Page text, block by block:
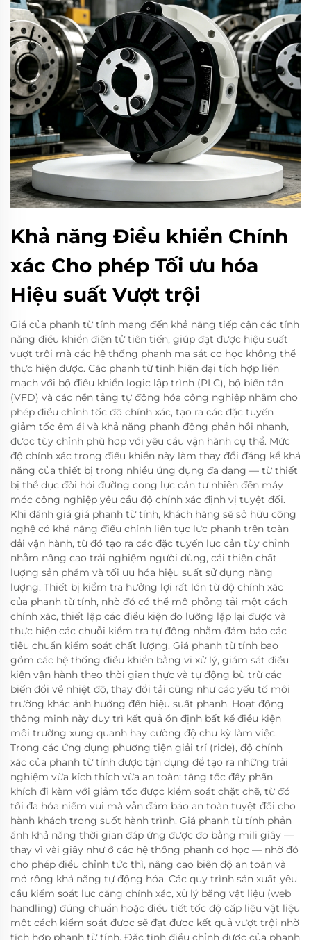
Khả năng Điều khiển Chính
xác Cho phép Tối ưu hóa
Hiệu suất Vượt trội
Giá của phanh từ tính mang đến khả năng tiếp cận các tính
năng điều khiển điện tử tiên tiến, giúp đạt được hiệu suất
vượt trội mà các hệ thống phanh ma sát cơ học không thể
thực hiện được. Các phanh từ tính hiện đại tích hợp liền
mạch với bộ điều khiển logic lập trình (PLC), bộ biến tần
(VFD) và các nền tảng tự động hóa công nghiệp nhằm cho
phép điều chỉnh tốc độ chính xác, tạo ra các đặc tuyến
giảm tốc êm ái và khả năng phanh động phản hồi nhanh,
được tùy chỉnh phù hợp với yêu cầu vận hành cụ thể. Mức
độ chính xác trong điều khiển này làm thay đổi đáng kể khả
năng của thiết bị trong nhiều ứng dụng đa dạng — từ thiết
bị thể dục đòi hỏi đường cong lực cản tự nhiên đến máy
móc công nghiệp yêu cầu độ chính xác định vị tuyệt đối.
Khi đánh giá giá phanh từ tính, khách hàng sẽ sở hữu công
nghệ có khả năng điều chỉnh liên tục lực phanh trên toàn
dải vận hành, từ đó tạo ra các đặc tuyến lực cản tùy chỉnh
nhằm nâng cao trải nghiệm người dùng, cải thiện chất
lượng sản phẩm và tối ưu hóa hiệu suất sử dụng năng
lượng. Thiết bị kiểm tra hưởng lợi rất lớn từ độ chính xác
của phanh từ tính, nhờ đó có thể mô phỏng tải một cách
chính xác, thiết lập các điều kiện đo lường lặp lại được và
thực hiện các chuỗi kiểm tra tự động nhằm đảm bảo các
tiêu chuẩn kiểm soát chất lượng. Giá phanh từ tính bao
gồm các hệ thống điều khiển bằng vi xử lý, giám sát điều
kiện vận hành theo thời gian thực và tự động bù trừ các
biến đổi về nhiệt độ, thay đổi tải cũng như các yếu tố môi
trường khác ảnh hưởng đến hiệu suất phanh. Hoạt động
thông minh này duy trì kết quả ổn định bất kể điều kiện
môi trường xung quanh hay cường độ chu kỳ làm việc.
Trong các ứng dụng phương tiện giải trí (ride), độ chính
xác của phanh từ tính được tận dụng để tạo ra những trải
nghiệm vừa kích thích vừa an toàn: tăng tốc đầy phấn
khích đi kèm với giảm tốc được kiểm soát chặt chẽ, từ đó
tối đa hóa niềm vui mà vẫn đảm bảo an toàn tuyệt đối cho
hành khách trong suốt hành trình. Giá phanh từ tính phản
ánh khả năng thời gian đáp ứng được đo bằng mili giây —
thay vì vài giây như ở các hệ thống phanh cơ học — nhờ đó
cho phép điều chỉnh tức thì, nâng cao biên độ an toàn và
mở rộng khả năng tự động hóa. Các quy trình sản xuất yêu
cầu kiểm soát lực căng chính xác, xử lý băng vật liệu (web
handling) đúng chuẩn hoặc điều tiết tốc độ cấp liệu vật liệu
một cách kiểm soát được sẽ đạt được kết quả vượt trội nhờ
tích hợp phanh từ tính. Đặc tính điều chỉnh được của phanh